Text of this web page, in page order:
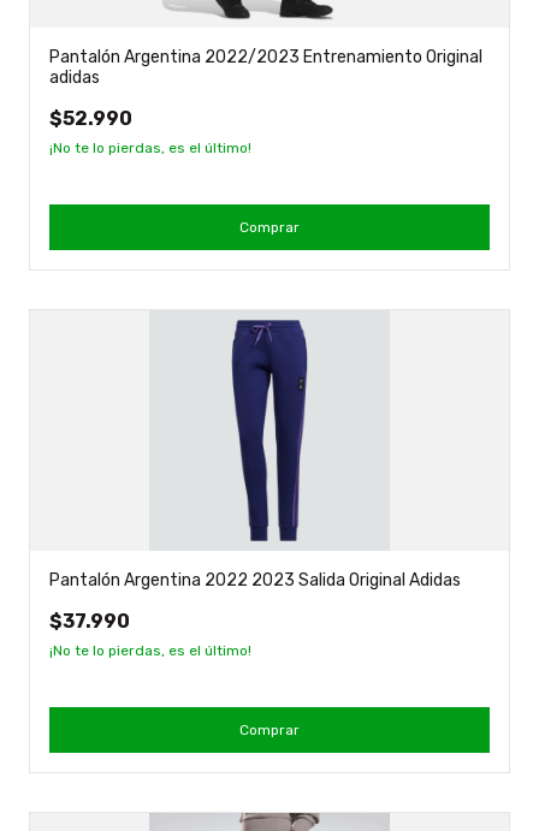
Pantalón Argentina 2022/2023 Entrenamiento Original
adidas
$52.990
¡No te lo pierdas, es el último!
Comprar
Pantalón Argentina 2022 2023 Salida Original Adidas
$37.990
¡No te lo pierdas, es el último!
Comprar